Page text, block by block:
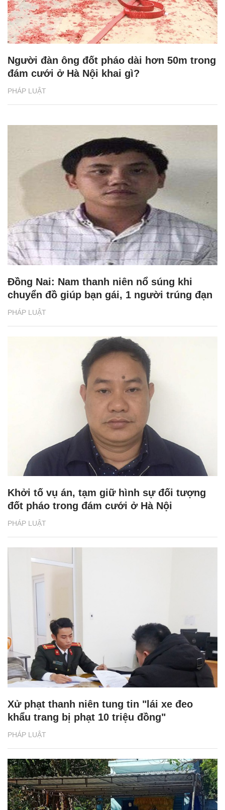
PHÁP LUẬT
Người đàn ông đốt pháo dài hơn 50m trong
đám cưới ở Hà Nội khai gì?
PHÁP LUẬT
Đồng Nai: Nam thanh niên nổ súng khi
chuyển đồ giúp bạn gái, 1 người trúng đạn
PHÁP LUẬT
Khởi tố vụ án, tạm giữ hình sự đối tượng
đốt pháo trong đám cưới ở Hà Nội
PHÁP LUẬT
Xử phạt thanh niên tung tin "lái xe đeo
khẩu trang bị phạt 10 triệu đồng"